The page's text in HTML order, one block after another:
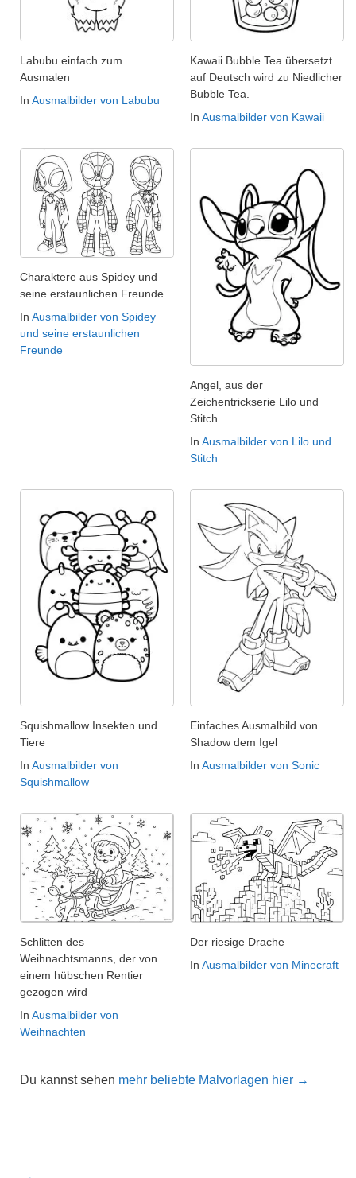
Labubu einfach zum
Ausmalen
In Ausmalbilder von Labubu
Kawaii Bubble Tea übersetzt
auf Deutsch wird zu Niedlicher
Bubble Tea.
In Ausmalbilder von Kawaii
Charaktere aus Spidey und
seine erstaunlichen Freunde
In Ausmalbilder von Spidey
und seine erstaunlichen
Freunde
Angel, aus der
Zeichentrickserie Lilo und
Stitch.
In Ausmalbilder von Lilo und
Stitch
Squishmallow Insekten und
Tiere
In Ausmalbilder von
Squishmallow
Einfaches Ausmalbild von
Shadow dem Igel
In Ausmalbilder von Sonic
Schlitten des
Weihnachtsmanns, der von
einem hübschen Rentier
gezogen wird
In Ausmalbilder von
Weihnachten
Der riesige Drache
In Ausmalbilder von Minecraft
Du kannst sehen mehr beliebte Malvorlagen hier →